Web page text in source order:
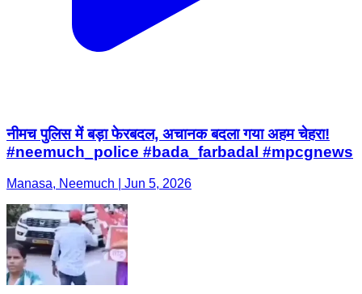
नीमच पुलिस में बड़ा फेरबदल, अचानक बदला गया अहम चेहरा!
#neemuch_police #bada_farbadal #mpcgnews
Manasa, Neemuch | Jun 5, 2026